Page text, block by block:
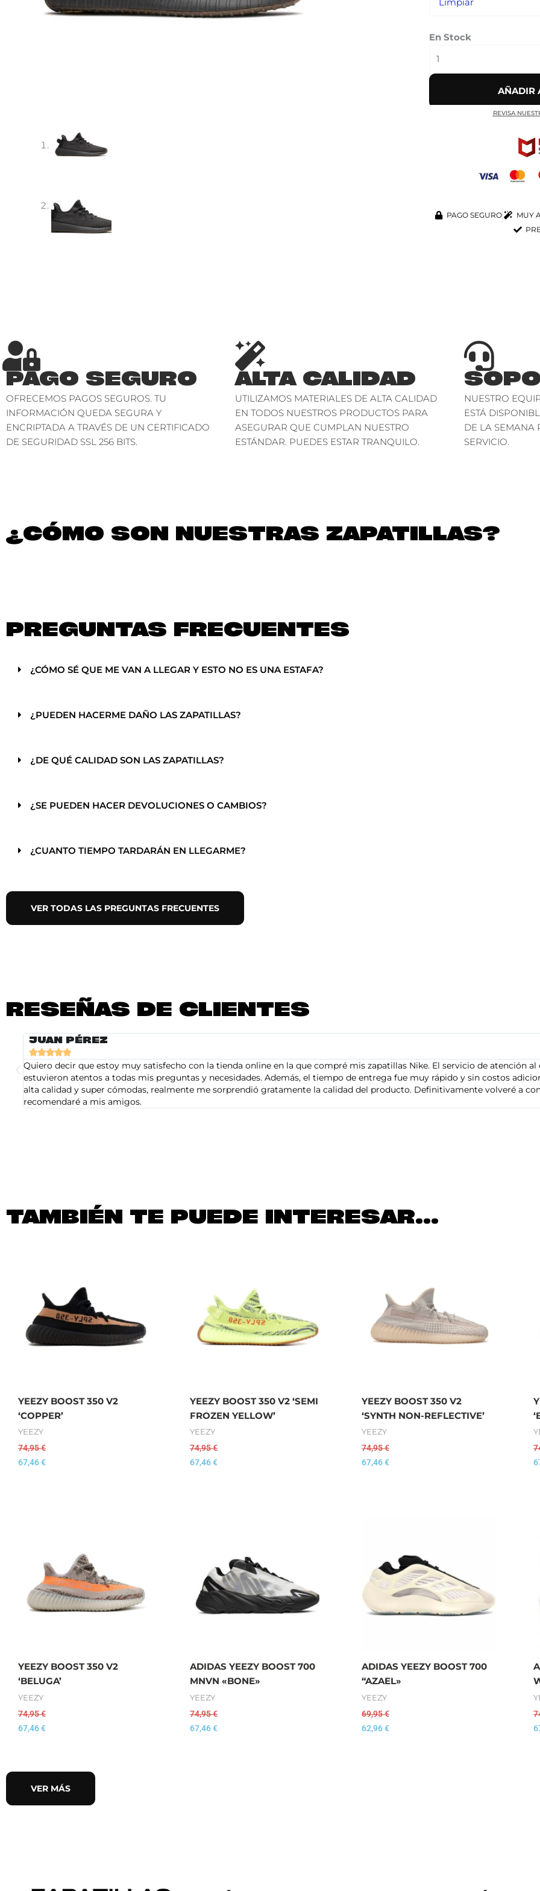
En Stock
AÑADIR
REVISA
PAGO SEGURO MUY
PAGO SEGURO
OFRECEMOS PAGOS SEGUROS. TU
INFORMACIÓN QUEDA SEGURA Y
ENCRIPTADA A TRAVÉS DE UN CERTIFICADO
DE SEGURIDAD SSL 256 BITS.
ALTA CALIDAD
UTILIZAMOS MATERIALES DE ALTA CALIDAD
EN TODOS NUESTROS PRODUCTOS PARA
ASEGURAR QUE CUMPLAN NUESTRO
ESTÁNDAR. PUEDES ESTAR TRANQUILO.
NUESTRO
ESTÁ
DE LA SEMANA
SERVICIO.
¿CÓMO SON NUESTRAS ZAPATILLAS?
PREGUNTAS FRECUENTES
¿CÓMO SÉ QUE ME VAN A LLEGAR Y ESTO NO ES UNA ESTAFA?
¿PUEDEN HACERME DAÑO LAS ZAPATILLAS?
¿DE QUÉ CALIDAD SON LAS ZAPATILLAS?
¿SE PUEDEN HACER DEVOLUCIONES O CAMBIOS?
¿CUANTO TIEMPO TARDARÁN EN LLEGARME?
VER TODAS LAS PREGUNTAS FRECUENTES
RESEÑAS DE CLIENTES
JUAN PÉREZ

Quiero decir que estoy muy satisfecho con la tienda online en la que compré mis zapatillas Nike. El servicio de atención al
estuvieron atentos a todas mis preguntas y necesidades. Además, el tiempo de entrega fue muy rápido y sin costos
alta calidad y super cómodas, realmente me sorprendió gratamente la calidad del producto. Definitivamente volveré a
recomendaré a mis amigos.
TAMBIÉN TE PUEDE INTERESAR...
YEEZY BOOST 350 V2
‘COPPER’
YEEZY
74,95€
67,46€
YEEZY BOOST 350 V2 ‘SEMI
FROZEN YELLOW’
YEEZY
74,95€
67,46€
YEEZY BOOST 350 V2
‘SYNTH NON-REFLECTIVE’
YEEZY
74,95€
67,46€
YEEZY BOOST 350 V2
‘BELUGA’
YEEZY
74,95€
67,46€
ADIDAS YEEZY BOOST 700
MNVN «BONE»
YEEZY
74,95€
67,46€
ADIDAS YEEZY BOOST 700
“AZAEL»
YEEZY
69,95€
62,96€
VER MÁS